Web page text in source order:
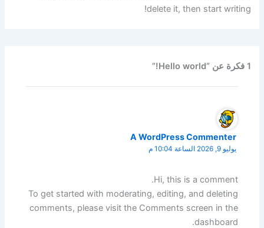
delete it, then start writing!
1 فكرة عن “Hello world!”
A WordPress Commenter
يوليو 9, 2026 الساعة 10:04 م
Hi, this is a comment.
To get started with moderating, editing, and deleting
comments, please visit the Comments screen in the
dashboard.